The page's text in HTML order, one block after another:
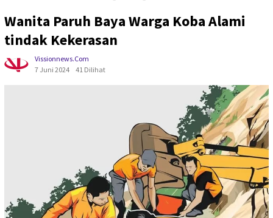
Wanita Paruh Baya Warga Koba Alami
tindak Kekerasan
Vissionnews.com
7 Juni 2024
41 Dilihat